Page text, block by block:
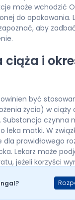
może wchodzić
do opakowania.
aby
ciąża i
być
życia) w ciąży
Substancja czynna
leka matki. W
prawidłowego
Lekarz może
jeżeli korzyści
zdolność